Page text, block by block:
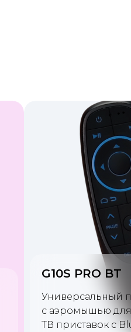
G60S PRO BT
Универсальный
клавиатурой и
телевизоров и тв-